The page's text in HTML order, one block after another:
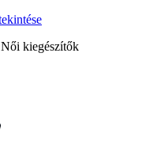
Női kiegészítők